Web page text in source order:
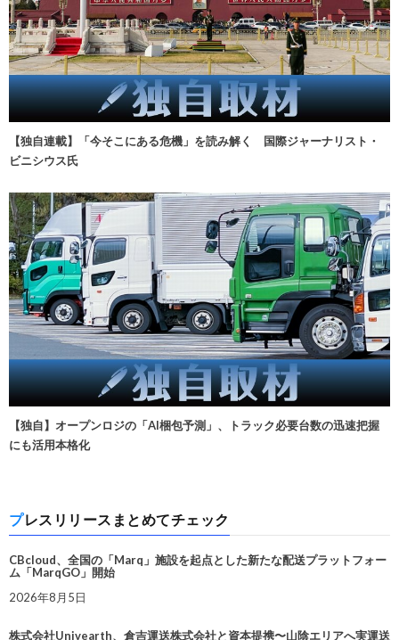
【独自連載】「今そこにある危機」を読み解く 国際ジャーナリスト・
ビニシウス氏
【独自】オープンロジの「AI梱包予測」、トラック必要台数の迅速把握
にも活用本格化
プレスリリースまとめてチェック
CBcloud、全国の「Marq」施設を起点とした新たな配送プラットフォー
ム「MarqGO」開始
2026年8月5日
株式会社Univearth、倉吉運送株式会社と資本提携〜山陰エリアへ実運送